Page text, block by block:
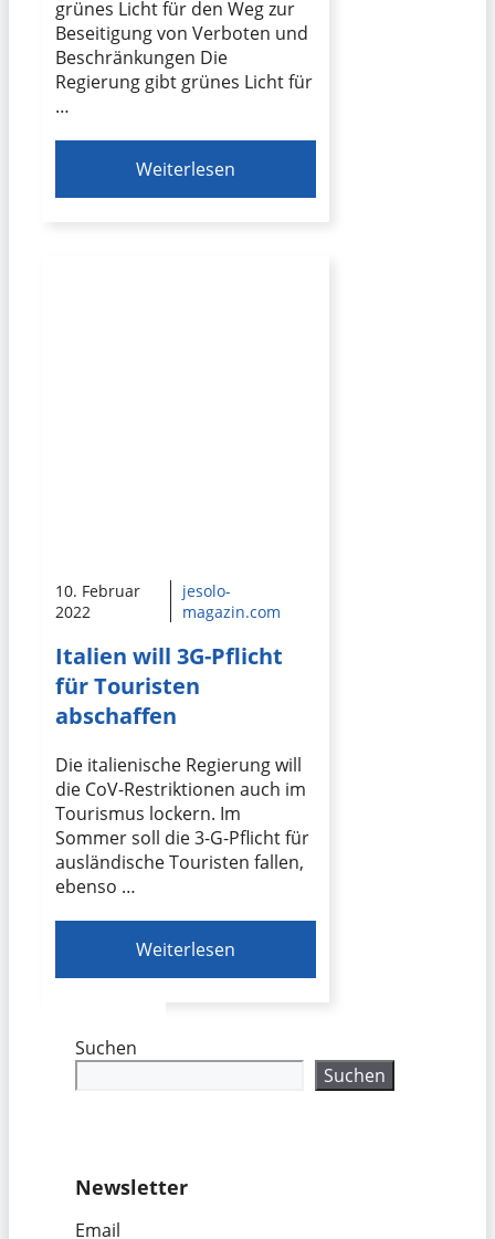
grünes Licht für den Weg zur
Beseitigung von Verboten und
Beschränkungen Die
Regierung gibt grünes Licht für
…
Weiterlesen
10. Februar
2022
jesolo-
magazin.com
Italien will 3G-Pflicht
für Touristen
abschaffen
Die italienische Regierung will
die CoV-Restriktionen auch im
Tourismus lockern. Im
Sommer soll die 3-G-Pflicht für
ausländische Touristen fallen,
ebenso …
Weiterlesen
Suchen
Suchen
Newsletter
Email